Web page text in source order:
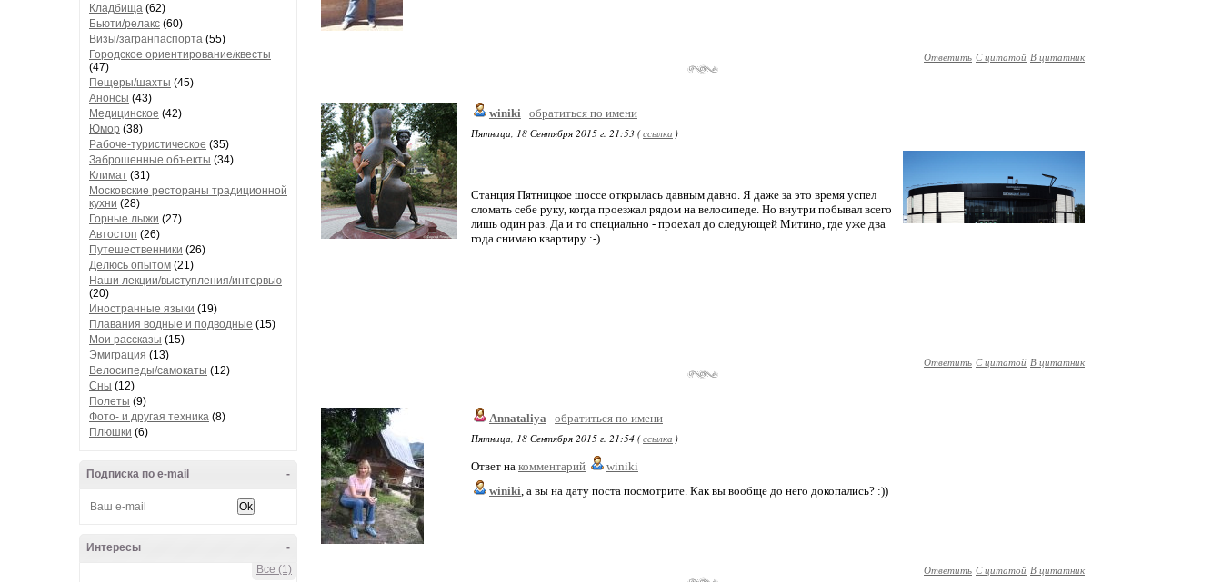
Кладбища (62)
Бьюти/релакс (60)
Визы/загранпаспорта (55)
Городское ориентирование/квесты
(47)
Пещеры/шахты (45)
Анонсы (43)
Медицинское (42)
Юмор (38)
Рабоче-туристическое (35)
Заброшенные объекты (34)
Климат (31)
Московские рестораны традиционной
кухни (28)
Горные лыжи (27)
Автостоп (26)
Путешественники (26)
Делюсь опытом (21)
Наши лекции/выступления/интервью
(20)
Иностранные языки (19)
Плавания водные и подводные (15)
Мои рассказы (15)
Эмиграция (13)
Велосипеды/самокаты (12)
Сны (12)
Полеты (9)
Фото- и другая техника (8)
Плюшки (6)
-
Подписка по e-mail
-
Интересы
Все (1)
Ответить С цитатой В цитатник
winiki обратиться по имени
Пятница, 18 Сентября 2015 г. 21:53 (ссылка )
Станция Пятницкое шоссе открылась давным давно. Я даже за это время успел
сломать себе руку, когда проезжал рядом на велосипеде. Но внутри побывал всего
лишь один раз. Да и то специально - проехал до следующей Митино, где уже два
года снимаю квартиру :-)
Ответить С цитатой В цитатник
Annataliya
обратиться по имени
Пятница, 18 Сентября 2015 г. 21:54 (ссылка )
Ответ на комментарий
winiki
winiki, а вы на дату поста посмотрите. Как вы вообще до него докопались? :))
Ответить С цитатой В цитатник